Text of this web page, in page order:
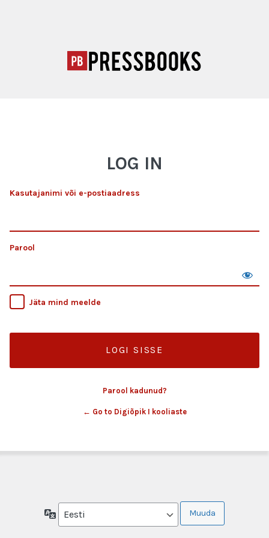
LOG IN
Kasutajanimi või e-postiaadress
Parool
Jäta mind meelde
Parool kadunud?
← Go to Digiõpik I kooliaste
Keel